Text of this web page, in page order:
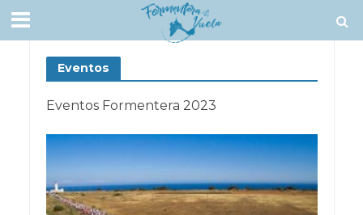
Eventos
Eventos Formentera 2023